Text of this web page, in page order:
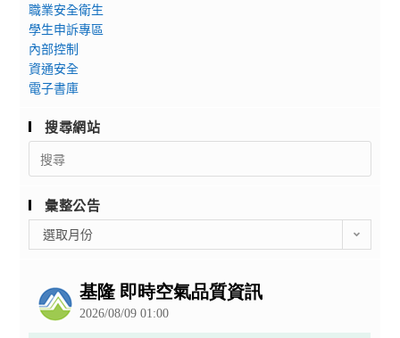
職業安全衛生
學生申訴專區
內部控制
資通安全
電子書庫
搜尋網站
Search
for:
彙整公告
整
選取月份